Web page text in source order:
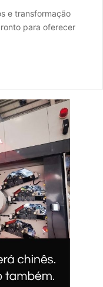
e transformação
para oferecer